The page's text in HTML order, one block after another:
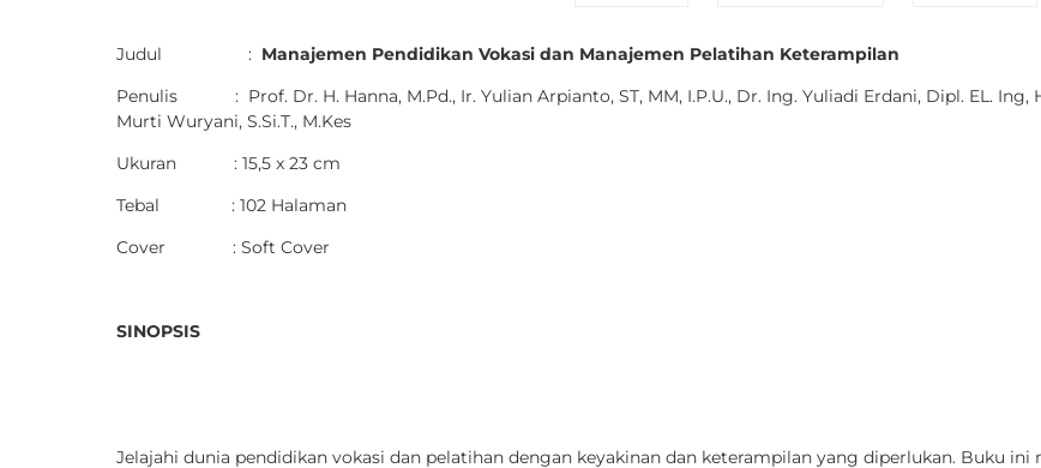
Judul : Manajemen Pendidikan Vokasi dan Manajemen Pelatihan Keterampilan
Penulis : Prof. Dr. H. Hanna, M.Pd., Ir. Yulian Arpianto, ST, MM, I.P.U., Dr. Ing. Yuliadi Erdani, Dipl. EL. Ing,
Murti Wuryani, S.Si.T., M.Kes
Ukuran : 15,5 x 23 cm
Tebal : 102 Halaman
Cover : Soft Cover
SINOPSIS
Jelajahi dunia pendidikan vokasi dan pelatihan dengan keyakinan dan keterampilan yang diperlukan. Buku